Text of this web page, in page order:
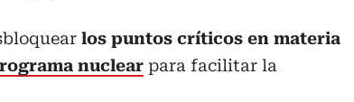
los puntos críticos en materia
nuclear para facilitar la